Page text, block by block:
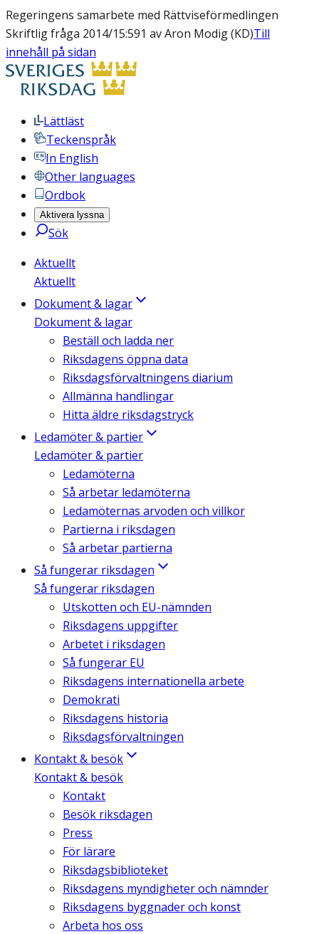
Regeringens samarbete med Rättviseförmedlingen
Skriftlig fråga 2014/15:591 av Aron Modig (KD)Till
innehåll på sidan
Lättläst
Teckenspråk
In English
Other languages
Ordbok
Aktivera lyssna
Sök
Aktuellt
Aktuellt
Dokument & lagar
Dokument & lagar
Beställ och ladda ner
Riksdagens öppna data
Riksdagsförvaltningens diarium
Allmänna handlingar
Hitta äldre riksdagstryck
Ledamöter & partier
Ledamöter & partier
Ledamöterna
Så arbetar ledamöterna
Ledamöternas arvoden och villkor
Partierna i riksdagen
Så arbetar partierna
Så fungerar riksdagen
Så fungerar riksdagen
Utskotten och EU-nämnden
Riksdagens uppgifter
Arbetet i riksdagen
Så fungerar EU
Riksdagens internationella arbete
Demokrati
Riksdagens historia
Riksdagsförvaltningen
Kontakt & besök
Kontakt & besök
Kontakt
Besök riksdagen
Press
För lärare
Riksdagsbiblioteket
Riksdagens myndigheter och nämnder
Riksdagens byggnader och konst
Arbeta hos oss